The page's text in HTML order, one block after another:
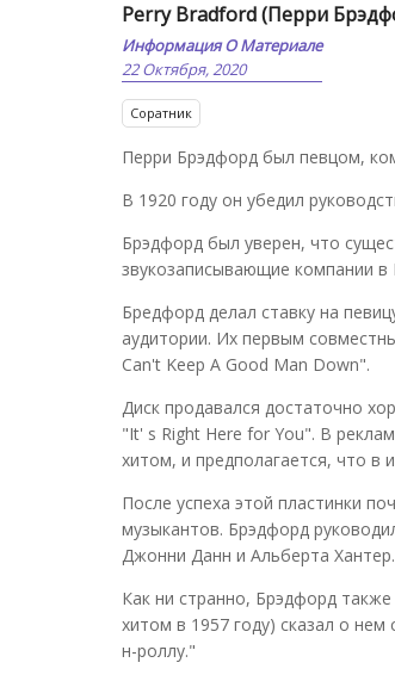
Perry Bradford (Перри
Информация О Материале
22 Октября, 2020
Соратник
Перри Брэдфорд был певцом,
В 1920 году он убедил
Брэдфорд был уверен, что
звукозаписывающие компании
Бредфорд делал ставку на
аудитории. Их первым
Can't Keep A Good Man Down".
Диск продавался достаточно
"It' s Right Here for You". В
хитом, и предполагается, что в
После успеха этой пластинки
музыкантов. Брэдфорд
Джонни Данн и Альберта Хантер.
Как ни странно, Брэдфорд
хитом в 1957 году) сказал о
н-роллу."